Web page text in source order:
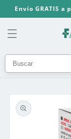
directamente
al contenido
Envío GRATIS
directamente
a la
información